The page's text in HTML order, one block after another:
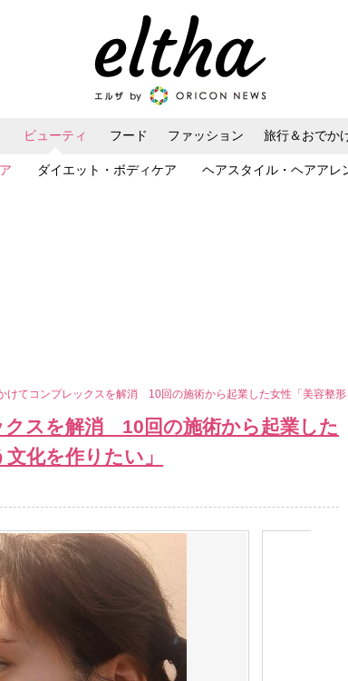
ビューティ
ダイエット・ボディケア ヘアスタイル・ヘアアレ
フード ファッション 旅行＆おでか
けてコンプレックスを解消 10回の施術から起業した女性「美容整形
スを解消 10回の施術から起業した
化を作りたい」